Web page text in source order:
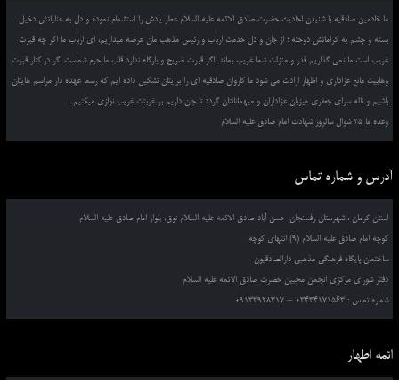
ما خادمین صادقیه با شنیدن احادیث حضرت صادق الائمه علیه السلام عطر یادش را استشمام نموده و دل به عنایاتش دخیل
بسته و چشم به کراماتش دوخته ؛ از جان و دل خدمت ارباب و رئیس مذهب مان عرضه میداریم، ای ارباب ما اگر چه قبرت
غریب است ما نمی گذاریم قدر و منزلت شما غریب بماند. اگر قبرت ضریح و بارگاه ندارد قلب ما حرم شماست اگر در کنار قبرت
وهابیت مانع عزاداری و اظهار ارادت می شود ما کاروان صادقیه ای را برایتان تشکیل داده ایم که رسما عهده دار مراسم هایتان
باشیم و ناله سرای جعفری میزبان عزاداران و میهمانانتان گردد تا جان داریم بر غربتت غریب نوازی میکنیم...
وعده ما 25 شوال سالروز شهادت امام صادق علیه السلام
آدرس و شماره تماس
استان کرمان ، شهرستان رفسنجان، حسن آباد صادق الائمه علیه السلام نوق، بلوار امام صادق علیه السلام
کوچه امام صادق علیه السلام (9) انتهای کوچه
ساختمان پایگاه فرهنگی مذهبی دارالصادقیون
دفتر شورای مرکزی انجمن محبین حضرت صادق الائمه علیه السلام
شماره تماس : 03434171563 – 09133928317
ائمه اطهار